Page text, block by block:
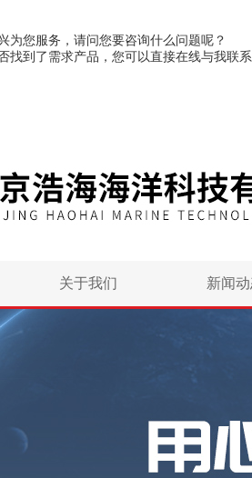
为您服务，请问您要咨询什么问题呢？
找到了需求产品，您可以直接在线与我联
关于我们 新闻